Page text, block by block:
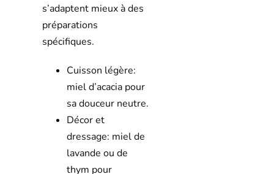
s’adaptent mieux à des
préparations
spécifiques.
Cuisson légère:
miel d’acacia pour
sa douceur neutre.
Décor et
dressage: miel de
lavande ou de
thym pour